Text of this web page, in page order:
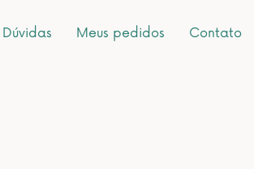
Dúvidas Meus pedidos Contato